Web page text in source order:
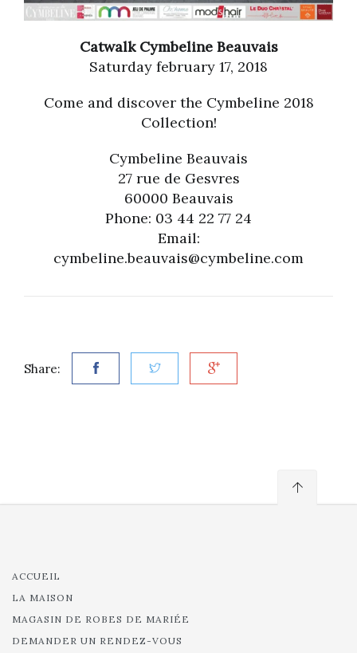
Catwalk Cymbeline Beauvais
Saturday february 17, 2018
Come and discover the Cymbeline 2018
Collection!
Cymbeline Beauvais
27 rue de Gesvres
60000 Beauvais
Phone: 03 44 22 77 24
Email:
cymbeline.beauvais@cymbeline.com
Share:
ACCUEIL
LA MAISON
MAGASIN DE ROBES DE MARIÉE
DEMANDER UN RENDEZ-VOUS